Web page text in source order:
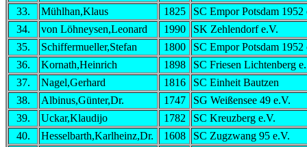
33.
Mühlhan,Klaus 1825
SC Empor Potsdam 1952
34.
von Löhneysen,Leonard 1990
SK Zehlendorf e.V.
35.
Schiffermueller,Stefan 1800
SC Empor Potsdam 1952
36.
Kornath,Heinrich 1898
SC Friesen Lichtenberg e.
37.
Nagel,Gerhard 1816
SC Einheit Bautzen
38.
Albinus,Günter,Dr. 1747
SG Weißensee 49 e.V.
39.
Uckar,Klaudijo 1782
SC Kreuzberg e.V.
40.
Hesselbarth,Karlheinz,Dr. 1608
SC Zugzwang 95 e.V.